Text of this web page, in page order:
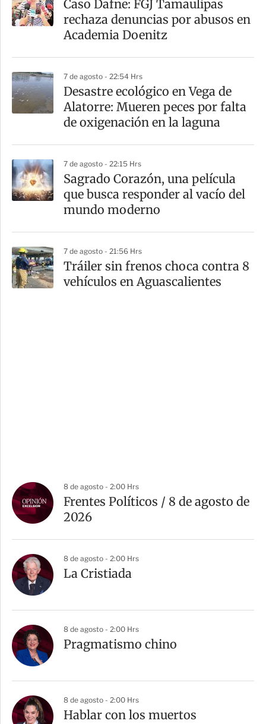
Caso Dafne: FGJ Tamaulipas
rechaza denuncias por abusos en
Academia Doenitz
7 de agosto - 22:54 Hrs
Desastre ecológico en Vega de
Alatorre: Mueren peces por falta
de oxigenación en la laguna
7 de agosto - 22:15 Hrs
Sagrado Corazón, una película
que busca responder al vacío del
mundo moderno
7 de agosto - 21:56 Hrs
Tráiler sin frenos choca contra 8
vehículos en Aguascalientes
8 de agosto - 2:00 Hrs
Frentes Políticos / 8 de agosto de
2026
8 de agosto - 2:00 Hrs
La Cristiada
8 de agosto - 2:00 Hrs
Pragmatismo chino
8 de agosto - 2:00 Hrs
Hablar con los muertos